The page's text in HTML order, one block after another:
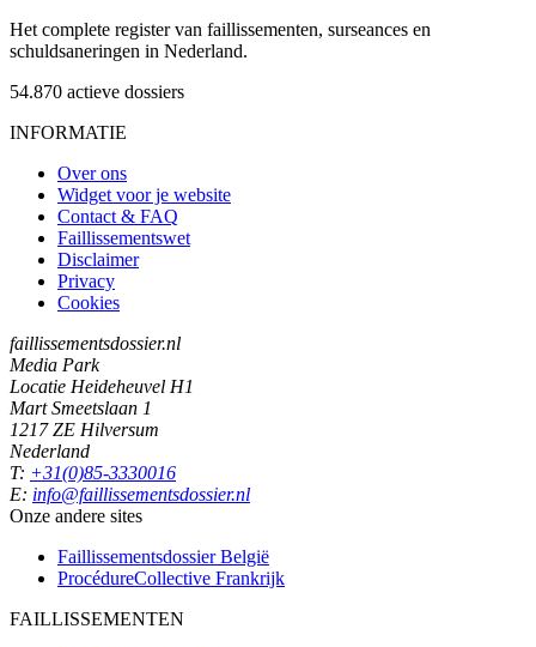
Het complete register van faillissementen, surseances en
schuldsaneringen in Nederland.
54.870 actieve dossiers
INFORMATIE
Over ons
Widget voor je website
Contact & FAQ
Faillissementswet
Disclaimer
Privacy
Cookies
faillissementsdossier.nl
Media Park
Locatie Heideheuvel H1
Mart Smeetslaan 1
1217 ZE Hilversum
Nederland
T: +31(0)85-3330016
E: info@faillissementsdossier.nl
Onze andere sites
Faillissementsdossier België
ProcédureCollective Frankrijk
FAILLISSEMENTEN